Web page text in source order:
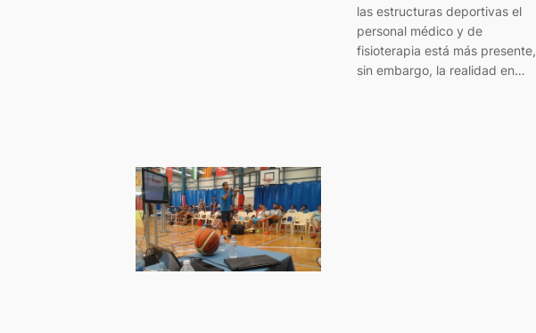
las estructuras deportivas el
personal médico y de
fisioterapia está más presente,
sin embargo, la realidad en…